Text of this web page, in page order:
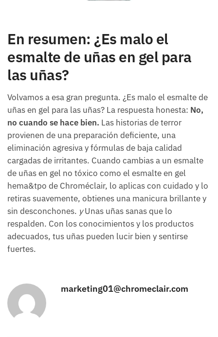
En resumen: ¿Es malo el
esmalte de uñas en gel para
las uñas?
Volvamos a esa gran pregunta. ¿Es malo el esmalte de
uñas en gel para las uñas? La respuesta honesta: No,
no cuando se hace bien. Las historias de terror
provienen de una preparación deficiente, una
eliminación agresiva y fórmulas de baja calidad
cargadas de irritantes. Cuando cambias a un esmalte
de uñas en gel no tóxico como el esmalte en gel
hema&tpo de Chroméclair, lo aplicas con cuidado y lo
retiras suavemente, obtienes una manicura brillante y
sin desconchones. yUnas uñas sanas que lo
respalden. Con los conocimientos y los productos
adecuados, tus uñas pueden lucir bien y sentirse
fuertes.
marketing01@chromeclair.com